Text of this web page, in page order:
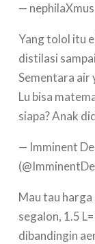
—
Yang tolol itu
distilasi
Sementara air
Lu bisa
siapa? Anak
—
Mau tau
segalon, 1.5
dibandingin